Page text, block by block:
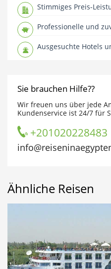
Stimmiges Preis-
Professionelle und
Ausgesuchte Hotels
Sie brauchen Hilfe??
Wir freuen uns über jede
Kundenservice ist 24/7 für
+201020228483
Ähnliche Reisen